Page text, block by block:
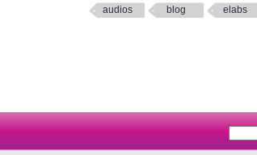
audios blog elabs